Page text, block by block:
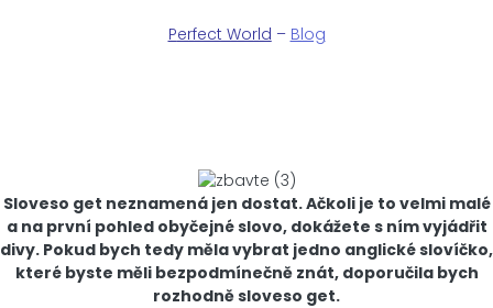
Perfect World – Blog
Sloveso get neznamená jen dostat. Ačkoli je to velmi malé
a na první pohled obyčejné slovo, dokážete s ním vyjádřit
divy. Pokud bych tedy měla vybrat jedno anglické slovíčko,
které byste měli bezpodmínečně znát, doporučila bych
rozhodně sloveso get.